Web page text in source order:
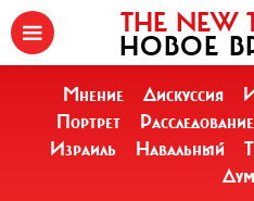
THE NEW
НОВОЕ
Мнение Дискуссия
Портрет
Расследование
Израиль
Навальный